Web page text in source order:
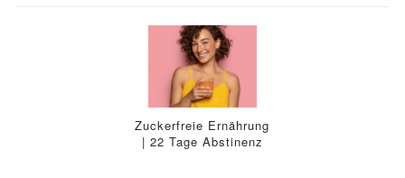
Zuckerfreie Ernährung
| 22 Tage Abstinenz